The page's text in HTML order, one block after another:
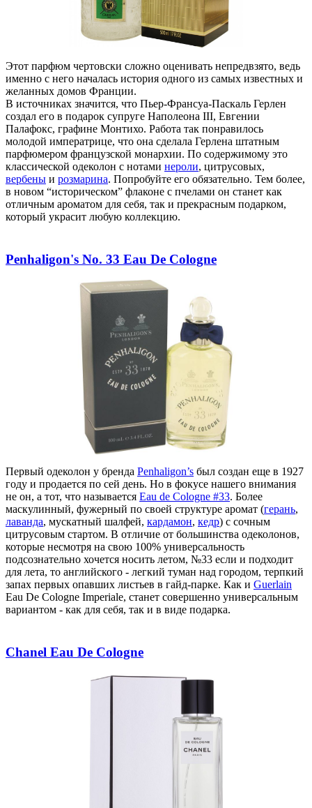
Этот парфюм чертовски сложно оценивать непредвзято, ведь
именно с него началась история одного из самых известных и
желанных домов Франции.
В источниках значится, что Пьер-Франсуа-Паскаль Герлен
создал его в подарок супруге Наполеона III, Евгении
Палафокс, графине Монтихо. Работа так понравилось
молодой императрице, что она сделала Герлена штатным
парфюмером французской монархии. По содержимому это
классической одеколон с нотами нероли, цитрусовых,
вербены и розмарина. Попробуйте его обязательно. Тем более,
в новом “историческом” флаконе с пчелами он станет как
отличным ароматом для себя, так и прекрасным подарком,
который украсит любую коллекцию.
Penhaligon's No. 33 Eau De Cologne
Первый одеколон у бренда Penhaligon’s был создан еще в 1927
году и продается по сей день. Но в фокусе нашего внимания
не он, а тот, что называется Eau de Cologne #33. Более
маскулинный, фужерный по своей структуре аромат (герань,
лаванда, мускатный шалфей, кардамон, кедр) с сочным
цитрусовым стартом. В отличие от большинства одеколонов,
которые несмотря на свою 100% универсальность
подсознательно хочется носить летом, №33 если и подходит
для лета, то английского - легкий туман над городом, терпкий
запах первых опавших листьев в гайд-парке. Как и Guerlain
Eau De Cologne Imperiale, станет совершенно универсальным
вариантом - как для себя, так и в виде подарка.
Chanel Eau De Cologne